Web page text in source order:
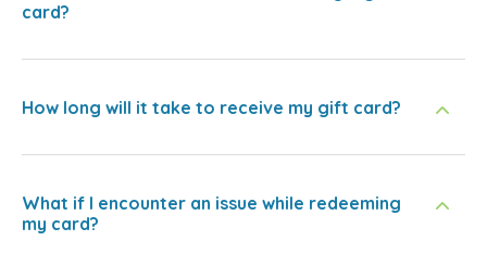
card?
How long will it take to receive my gift card?
What if I encounter an issue while redeeming
my card?